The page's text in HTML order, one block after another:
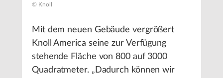
© Knoll
Mit dem neuen Gebäude vergrößert
Knoll America seine zur Verfügung
stehende Fläche von 800 auf 3000
Quadratmeter. „Dadurch können wir